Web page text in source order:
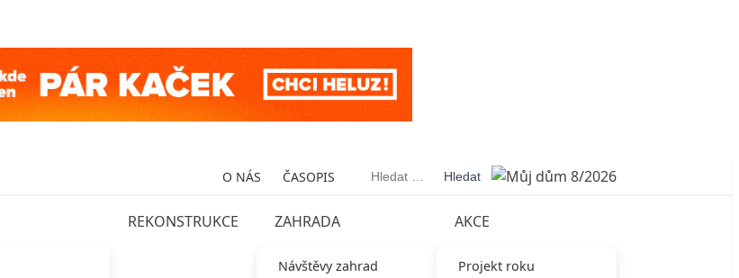
O NÁS ČASOPIS Vyhledávání
REKONSTRUKCE ZAHRADA
Návštěvy zahrad
AKCE
Projekt roku